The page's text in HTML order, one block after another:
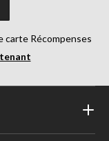
carte Récompenses